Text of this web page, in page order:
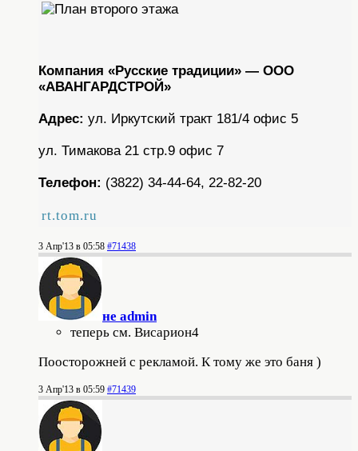
Компания «Русские традиции» — ООО
«АВАНГАРДСТРОЙ»
Адрес: ул. Иркутский тракт 181/4 офис 5
ул. Тимакова 21 стр.9 офис 7
Телефон: (3822) 34-44-64, 22-82-20
rt.tom.ru
3 Апр'13 в 05:58 #71438
не admin
теперь см. Висариoн4
Поосторожней с рекламой. К тому же это баня )
3 Апр'13 в 05:59 #71439